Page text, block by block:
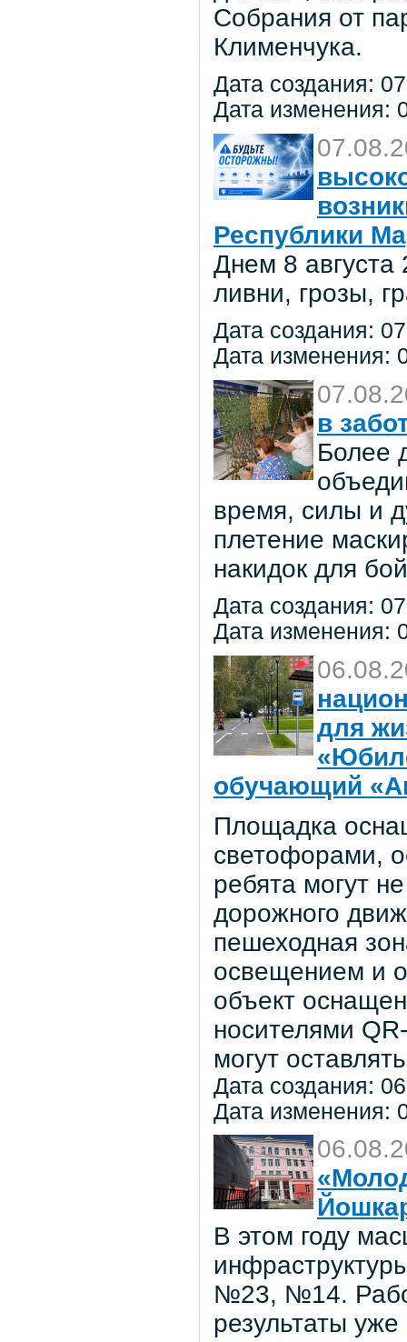
Собрания от
Клименчука.
Дата создания:
Дата изменения:
Республики
Днем 8
ливни, грозы,
Дата создания:
Дата изменения:
в
Более
время, силы и
плетение
накидок для
Дата создания:
Дата изменения:
для
обучающий
Площадка
светофорами,
ребята могут
дорожного
пешеходная
освещением и
объект
носителями
могут
Дата создания:
Дата изменения:
В этом году
№23, №14.
результаты